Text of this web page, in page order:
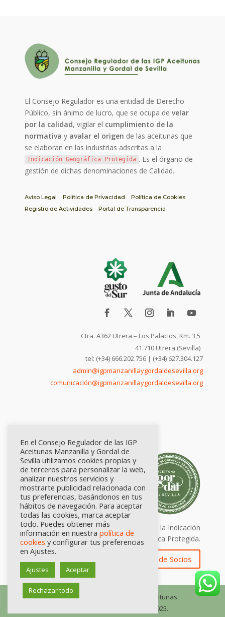
El Consejo Regulador es una entidad de Derecho
Público, sin ánimo de lucro, que se ocupa develar
por la calidad, vigilar el cumplimiento de la
normativa y avalar el origen de las aceitunas que
se elaboran en las industrias adscritas a la
Indicación Geográfica Protegida . Es el órgano de
gestión de dichas denominaciones de Calidad.
Aviso Legal Política de Privacidad
Política de Cookies
Registro de Actividades
Portal de Transparencia
Ctra. A362 Utrera – Los Palacios, Km. 3,5
41.710 Utrera (Sevilla)
tel: (+34) 666.202.756 | (+34) 627.304.127
admin@igpmanzanillaygordaldesevilla.org
comunicación@igpmanzanillaygordaldesevilla.org
Calidad certificada por Origen. Sellos de la Indicación
Geográfica Protegida.
Zona de Socios
© Consejo Regulador de las IGP Aceitunas
Manzanilla y Gordal de Sevilla, 2025.
En el Consejo Regulador de las IGP
Aceitunas Manzanilla y Gordal de
Sevilla utilizamos cookies propias y
de terceros para personalizar la web,
analizar nuestros servicios y
mostrarte publicidad relacionada con
tus preferencias, basándonos en tus
hábitos de navegación. Para aceptar
todas las cookies, marca aceptar
todo. Puedes obtener más
información en nuestra política de
cookies y configurar tus preferencias
en Ajustes.
Ajustes Aceptar
Rechazar todo